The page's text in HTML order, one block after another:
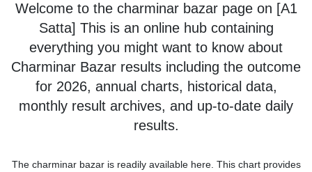
Welcome to the charminar bazar page on [A1
Satta] This is an online hub containing
everything you might want to know about
Charminar Bazar results including the outcome
for 2026, annual charts, historical data,
monthly result archives, and up-to-date daily
results.
The charminar bazar is readily available here. This chart provides